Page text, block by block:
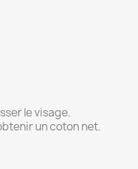
le visage.
un coton net.